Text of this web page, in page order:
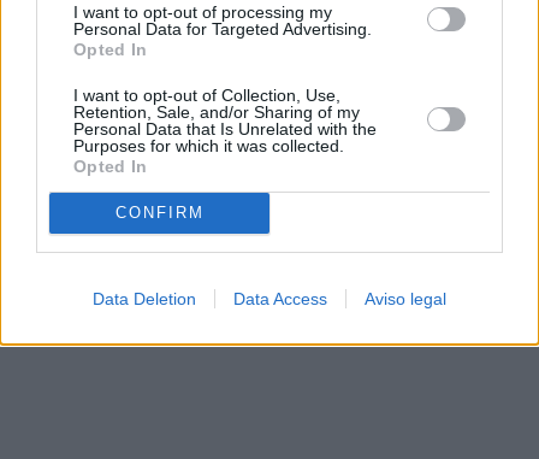
I want to opt-out of processing my
Personal Data for Targeted Advertising.
Opted In
I want to opt-out of Collection, Use,
Retention, Sale, and/or Sharing of my
Personal Data that Is Unrelated with the
Purposes for which it was collected.
Opted In
CONFIRM
Data Deletion Data Access Aviso legal